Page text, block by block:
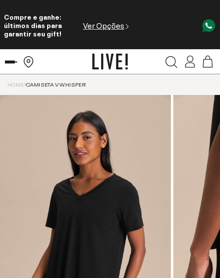
Compre e ganhe:
últimos dias para
garantir seu gift!
Ver Opções
HOME CAMISETA V WHISPER